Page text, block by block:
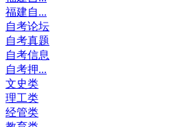
福建自...
自考论坛
自考真题
自考信息
自考押...
文史类
理工类
经管类